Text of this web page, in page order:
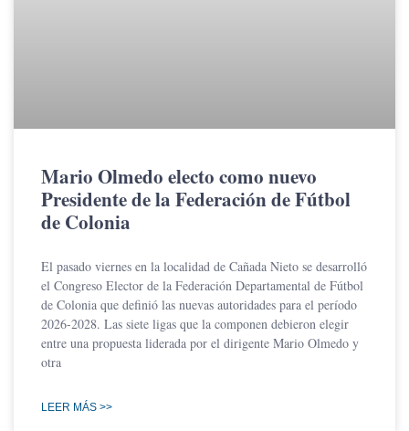
Mario Olmedo electo como nuevo
Presidente de la Federación de Fútbol
de Colonia
El pasado viernes en la localidad de Cañada Nieto se desarrolló
el Congreso Elector de la Federación Departamental de Fútbol
de Colonia que definió las nuevas autoridades para el período
2026-2028. Las siete ligas que la componen debieron elegir
entre una propuesta liderada por el dirigente Mario Olmedo y
otra
LEER MÁS >>